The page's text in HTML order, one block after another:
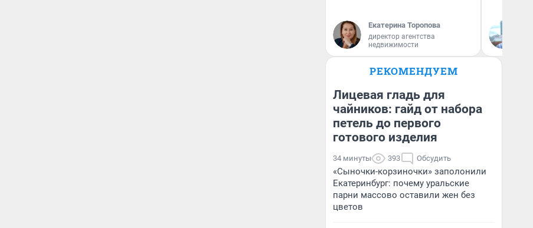
Екатерина Торопова
директор агентства
недвижимости
РЕКОМЕНДУЕМ
Лицевая гладь для
чайников: гайд от набора
петель до первого
готового изделия
34 минуты 393 Обсудить
«Сыночки-корзиночки» заполонили
Екатеринбург: почему уральские
парни массово оставили жен без
цветов